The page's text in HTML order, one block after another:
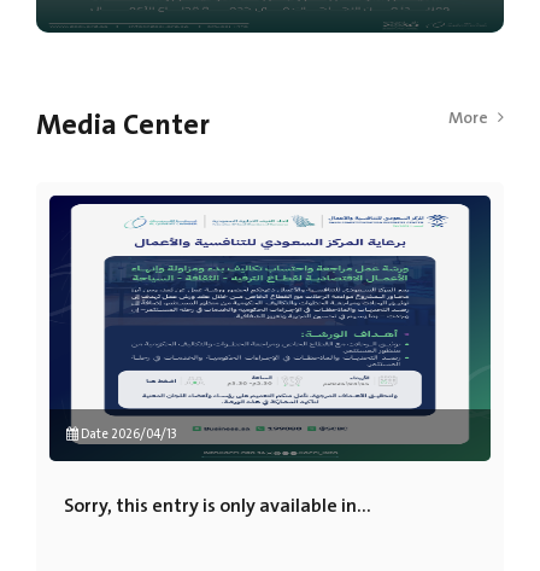
Media Center More
Date 2026/04/13
Sorry, this entry is only available in...